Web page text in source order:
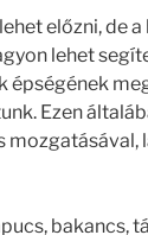
előzni, de
lehet
épségének
Ezen
mozgatásával,
bakancs,